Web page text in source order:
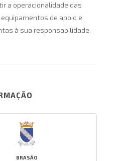
a operacionalidade das
de apoio e
à sua responsabilidade.
BRASÃO